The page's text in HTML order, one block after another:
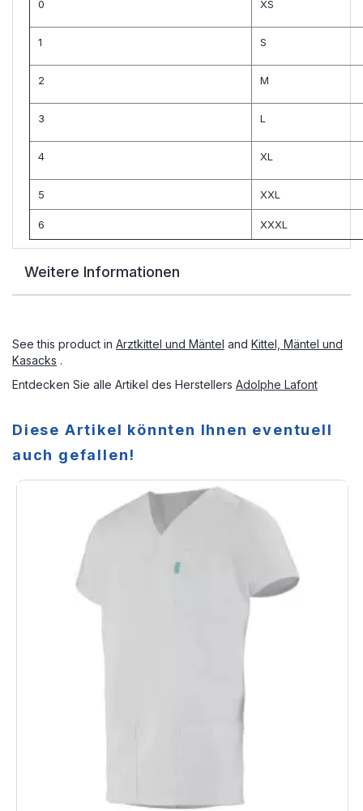
0 XS
1 S
2 M
3 L
4 XL
5 XXL
6 XXXL
Weitere Informationen
See this product in Arztkittel und Mäntel and Kittel, Mäntel und
Kasacks .
Entdecken Sie alle Artikel des Herstellers Adolphe Lafont
Diese Artikel könnten Ihnen eventuell
auch gefallen!